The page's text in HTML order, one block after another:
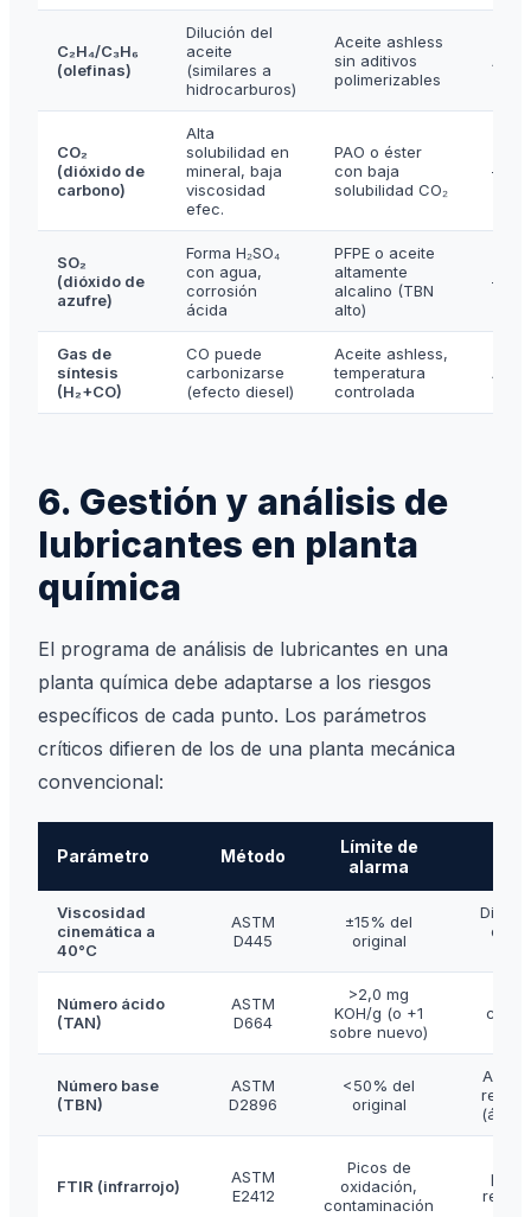
C₂H₄/C₃H₆
(olefinas)
Dilución del
aceite
(similares a
hidrocarburos)
Aceite ashless
sin aditivos
polimerizables
API
CO₂
(dióxido de
carbono)
Alta
solubilidad en
mineral, baja
viscosidad
efec.
PAO o éster
con baja
solubilidad CO₂
—
SO₂
(dióxido de
azufre)
Forma H₂SO₄
con agua,
corrosión
ácida
PFPE o aceite
altamente
alcalino (TBN
alto)
—
Gas de
síntesis
(H₂+CO)
CO puede
carbonizarse
(efecto diesel)
Aceite ashless,
temperatura
controlada
API
6. Gestión y análisis de
lubricantes en planta
química
El programa de análisis de lubricantes en una
planta química debe adaptarse a los riesgos
específicos de cada punto. Los parámetros
críticos difieren de los de una planta mecánica
convencional:
Parámetro Método
Límite de
alarma
Viscosidad
cinemática a
40°C
ASTM
D445
±15% del
original
de
Número ácido
(TAN)
ASTM
D664
>2,0 mg
KOH/g (o +1
sobre nuevo)
Número base
(TBN)
ASTM
D2896
<50% del
original
FTIR (infrarrojo)
ASTM
E2412
Picos de
oxidación,
contaminación